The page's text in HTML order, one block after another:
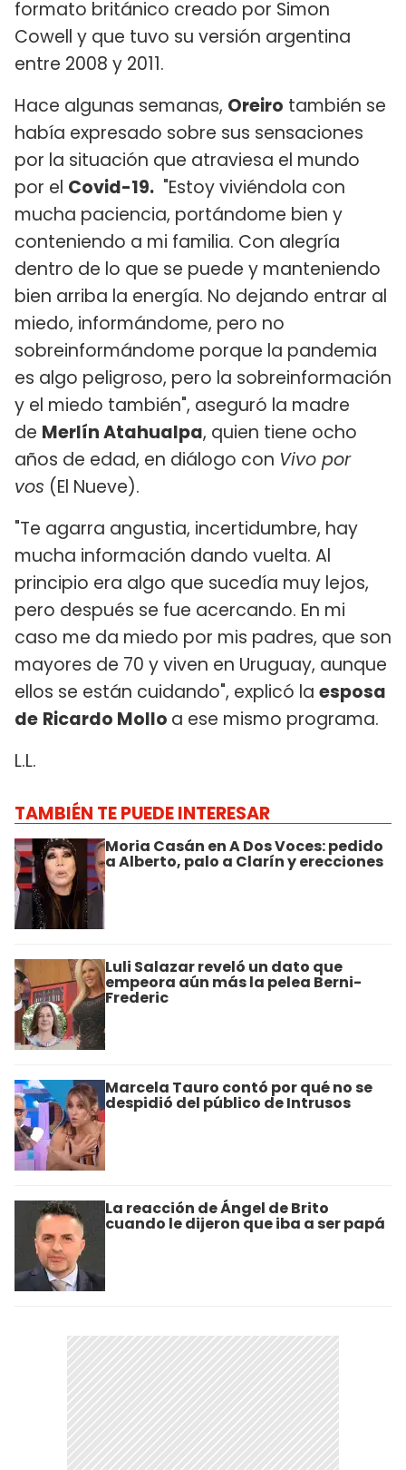
formato británico creado por Simon
Cowell y que tuvo su versión argentina
entre 2008 y 2011.
Hace algunas semanas, Oreiro también se
había expresado sobre sus sensaciones
por la situación que atraviesa el mundo
por el Covid-19. "Estoy viviéndola con
mucha paciencia, portándome bien y
conteniendo a mi familia. Con alegría
dentro de lo que se puede y manteniendo
bien arriba la energía. No dejando entrar al
miedo, informándome, pero no
sobreinformándome porque la pandemia
es algo peligroso, pero la sobreinformación
y el miedo también", aseguró la madre
de Merlín Atahualpa, quien tiene ocho
años de edad, en diálogo con Vivo por
vos (El Nueve).
"Te agarra angustia, incertidumbre, hay
mucha información dando vuelta. Al
principio era algo que sucedía muy lejos,
pero después se fue acercando. En mi
caso me da miedo por mis padres, que son
mayores de 70 y viven en Uruguay, aunque
ellos se están cuidando", explicó la esposa
de Ricardo Mollo a ese mismo programa.
L.L.
TAMBIÉN TE PUEDE INTERESAR
Moria Casán en A Dos Voces: pedido
a Alberto, palo a Clarín y erecciones
Luli Salazar reveló un dato que
empeora aún más la pelea Berni-
Frederic
Marcela Tauro contó por qué no se
despidió del público de Intrusos
La reacción de Ángel de Brito
cuando le dijeron que iba a ser papá